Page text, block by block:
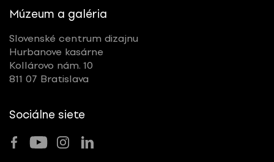
Múzeum a galéria
Slovenské centrum dizajnu
Hurbanove kasárne
Kollárovo nám. 10
811 07 Bratislava
Sociálne siete